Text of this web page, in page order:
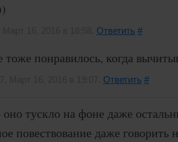
Ответить #
тоже понравилось, когда
Ответить #
оно тускло на фоне даже
повествование даже говорить